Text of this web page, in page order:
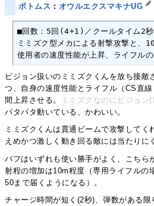
ボトムス ： オウルエクスマキナUG
■回数：5回(4+1)／クールタイム2
ミミズク型メカによる射撃攻撃と、
使用者の速度性能が上昇、ライフル
ピジョン扱いのミミズクくんを放ち接敵
つ、自身の速度性能とライフル（CS直
間上昇させる。
ミミズクなのにピジョン
パタパタ動いている、かわいい。
ミミズクくんは貫通ビームで攻撃してく
えめかつ激しく動き回る敵には当たりに
バフはいずれも使い勝手がよく、こちら
射程の増加は10m程度（専用ライフルの
50まで届くようになる）。
チャージ時間が短く(2秒)、弾数がある限